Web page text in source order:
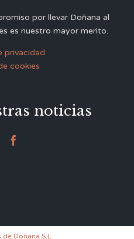
por llevar Doñana al
es nuestro mayor merito.
privacidad
cookies
noticias

de Doñana S.L